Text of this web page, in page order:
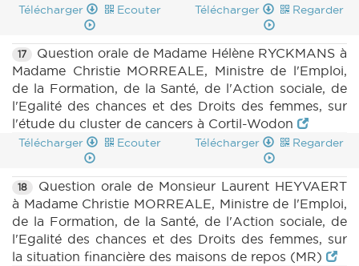
Télécharger Ecouter Télécharger Regarder
17
Question orale de Madame Hélène RYCKMANS à
Madame Christie MORREALE, Ministre de l'Emploi,
de la Formation, de la Santé, de l'Action sociale, de
l'Egalité des chances et des Droits des femmes, sur
l'étude du cluster de cancers à Cortil-Wodon
Télécharger Ecouter Télécharger Regarder
18
Question orale de Monsieur Laurent HEYVAERT
à Madame Christie MORREALE, Ministre de l'Emploi,
de la Formation, de la Santé, de l'Action sociale, de
l'Egalité des chances et des Droits des femmes, sur
la situation financière des maisons de repos (MR)